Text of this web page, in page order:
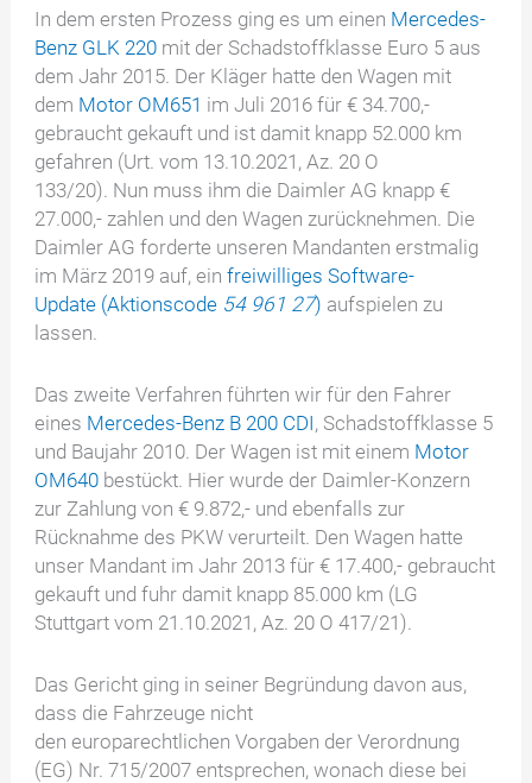
In dem ersten Prozess ging es um einen Mercedes-
Benz GLK 220 mit der Schadstoffklasse Euro 5 aus
dem Jahr 2015. Der Kläger hatte den Wagen mit
dem Motor OM651 im Juli 2016 für € 34.700,-
gebraucht gekauft und ist damit knapp 52.000 km
gefahren (Urt. vom 13.10.2021, Az. 20 O
133/20). Nun muss ihm die Daimler AG knapp €
27.000,- zahlen und den Wagen zurücknehmen. Die
Daimler AG forderte unseren Mandanten erstmalig
im März 2019 auf, einfreiwilliges Software-
Update (Aktionscode 54 961 27) aufspielen zu
lassen.
Das zweite Verfahren führten wir für den Fahrer
eines Mercedes-Benz B 200 CDI, Schadstoffklasse 5
und Baujahr 2010. Der Wagen ist mit einem Motor
OM640 bestückt. Hier wurde der Daimler-Konzern
zur Zahlung von € 9.872,- und ebenfalls zur
Rücknahme des PKW verurteilt. Den Wagen hatte
unser Mandant im Jahr 2013 für € 17.400,- gebraucht
gekauft und fuhr damit knapp 85.000 km (LG
Stuttgart vom 21.10.2021, Az. 20 O 417/21).
Das Gericht ging in seiner Begründung davon aus,
dass die Fahrzeuge nicht
den europarechtlichen Vorgaben der Verordnung
(EG) Nr. 715/2007 entsprechen, wonach diese bei